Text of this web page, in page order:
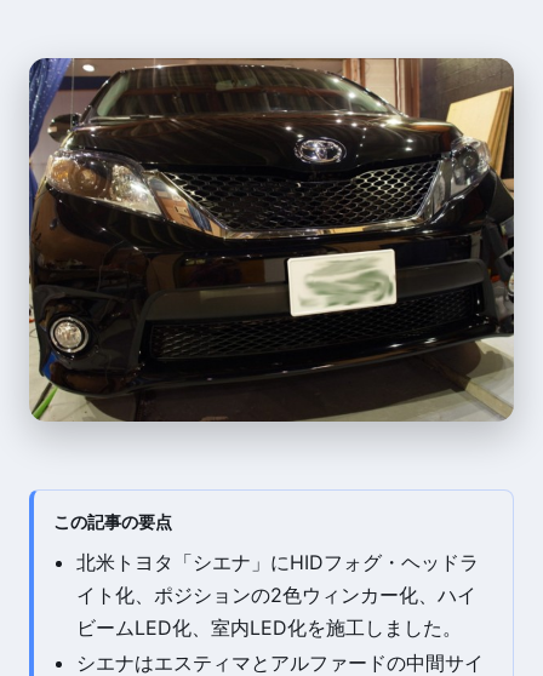
この記事の要点
北米トヨタ「シエナ」にHIDフォグ・ヘッドラ
イト化、ポジションの2色ウィンカー化、ハイ
ビームLED化、室内LED化を施工しました。
シエナはエスティマとアルファードの中間サイ